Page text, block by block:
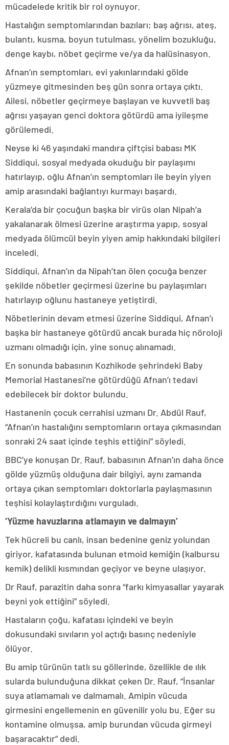
mücadelede kritik bir rol oynuyor.
Hastalığın semptomlarından bazıları; baş ağrısı, ateş,
bulantı, kusma, boyun tutulması, yönelim bozukluğu,
denge kaybı, nöbet geçirme ve/ya da halüsinasyon.
Afnan’ın semptomları, evi yakınlarındaki gölde
yüzmeye gitmesinden beş gün sonra ortaya çıktı.
Ailesi, nöbetler geçirmeye başlayan ve kuvvetli baş
ağrısı yaşayan genci doktora götürdü ama iyileşme
görülemedi.
Neyse ki 46 yaşındaki mandıra çiftçisi babası MK
Siddiqui, sosyal medyada okuduğu bir paylaşımı
hatırlayıp, oğlu Afnan’ın semptomları ile beyin yiyen
amip arasındaki bağlantıyı kurmayı başardı.
Kerala’da bir çocuğun başka bir virüs olan Nipah’a
yakalanarak ölmesi üzerine araştırma yapıp, sosyal
medyada ölümcül beyin yiyen amip hakkındaki bilgileri
inceledi.
Siddiqui, Afnan’ın da Nipah’tan ölen çocuğa benzer
şekilde nöbetler geçirmesi üzerine bu paylaşımları
hatırlayıp oğlunu hastaneye yetiştirdi.
Nöbetlerinin devam etmesi üzerine Siddiqui, Afnan’ı
başka bir hastaneye götürdü ancak burada hiç nöroloji
uzmanı olmadığı için, yine sonuç alınamadı.
En sonunda babasının Kozhikode şehrindeki Baby
Memorial Hastanesi’ne götürdüğü Afnan’ı tedavi
edebilecek bir doktor bulundu.
Hastanenin çocuk cerrahisi uzmanı Dr. Abdül Rauf,
“Afnan’ın hastalığını semptomların ortaya çıkmasından
sonraki 24 saat içinde teşhis ettiğini” söyledi.
BBC’ye konuşan Dr. Rauf, babasının Afnan’ın daha önce
gölde yüzmüş olduğuna dair bilgiyi, aynı zamanda
ortaya çıkan semptomları doktorlarla paylaşmasının
teşhisi kolaylaştırdığını vurguladı.
‘Yüzme havuzlarına atlamayın ve dalmayın’
Tek hücreli bu canlı, insan bedenine geniz yolundan
giriyor, kafatasında bulunan etmoid kemiğin (kalbursu
kemik) delikli kısmından geçiyor ve beyne ulaşıyor.
Dr Rauf, parazitin daha sonra “farkı kimyasallar yayarak
beyni yok ettiğini” söyledi.
Hastaların çoğu, kafatası içindeki ve beyin
dokusundaki sıvıların yol açtığı basınç nedeniyle
ölüyor.
Bu amip türünün tatlı su göllerinde, özellikle de ılık
sularda bulunduğuna dikkat çeken Dr. Rauf, “İnsanlar
suya atlamamalı ve dalmamalı. Amipin vücuda
girmesini engellemenin en güvenilir yolu bu. Eğer su
kontamine olmuşsa, amip burundan vücuda girmeyi
başaracaktır” dedi.